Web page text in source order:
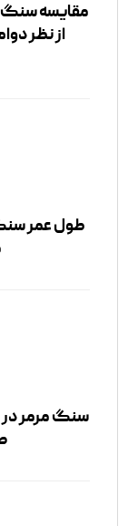
مقایسه سنگ
از نظر
طول عمر
سنگ مرمر در